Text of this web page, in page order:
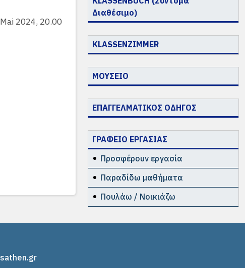
2024, 20.00
Διαθέσιμο)
KLASSENZIMMER
ΜΟΥΣΕΙΟ
ΕΠΑΓΓΕΛΜΑΤΙΚΟΣ ΟΔΗΓΟΣ
ΓΡΑΦΕΙΟ ΕΡΓΑΣΙΑΣ
Προσφέρουν εργασία
Παραδίδω μαθήματα
Πουλάω / Νοικιάζω